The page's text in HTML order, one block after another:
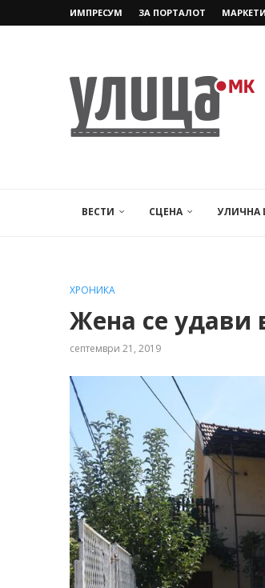
ИМПРЕСУМ ЗА ПОРТАЛОТ
ВЕСТИ СЦЕНА УЛИЧНА
ХРОНИКА
Жена се удави
септември 21, 2019